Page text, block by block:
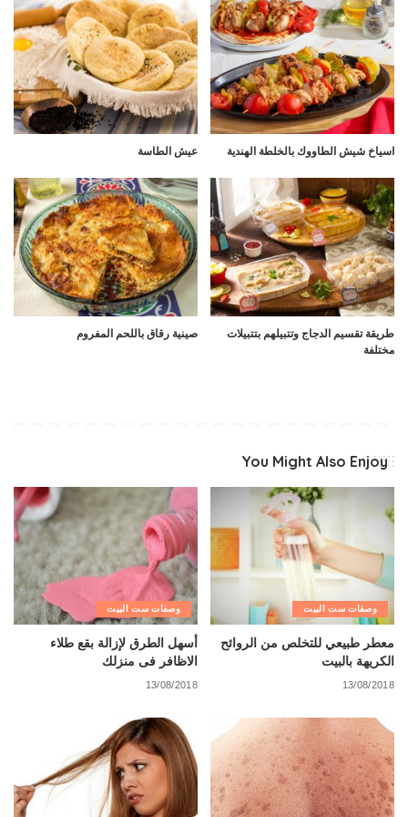
اسياخ شيش الطاووك بالخلطة الهندية عيش الطاسة
طريقة تقسيم الدجاج وتتبيلهم بتتبيلات
مختلفة
صينية رقاق باللحم المفروم
You Might Also Enjoy
وصفات ست البيت
معطر طبيعي للتخلص من الروائح
الكريهة بالبيت
13/08/2018
وصفات ست البيت
أسهل الطرق لإزالة بقع طلاء
الاظافر فى منزلك
13/08/2018